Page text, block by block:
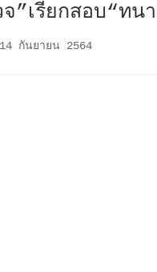
จ”เรียกสอบ“ท
14 กันยายน 2564